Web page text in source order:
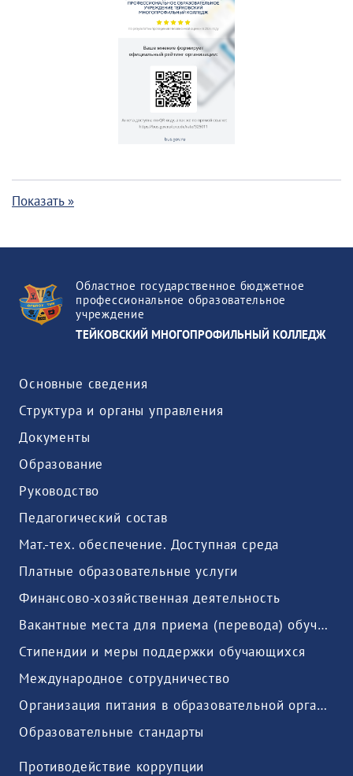
Показать »
Областное государственное бюджетное
профессиональное образовательное
учреждение
ТЕЙКОВСКИЙ МНОГОПРОФИЛЬНЫЙ КОЛЛЕДЖ
Основные сведения
Структура и органы управления
Документы
Образование
Руководство
Педагогический состав
Мат.-тех. обеспечение. Доступная среда
Платные образовательные услуги
Финансово-хозяйственная деятельность
Вакантные места для приема (перевода) обучающихся
Стипендии и меры поддержки обучающихся
Международное сотрудничество
Организация питания в образовательной организации
Образовательные стандарты
Противодействие коррупции